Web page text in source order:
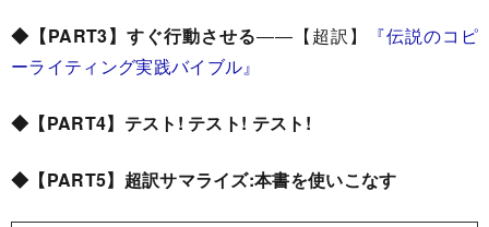
◆【PART3】すぐ行動させる――【超訳】
『伝説のコピ
ーライティング実践バイブル』
◆【PART4】テスト! テスト! テスト!
◆【PART5】 超訳サマライズ:本書を使いこなす